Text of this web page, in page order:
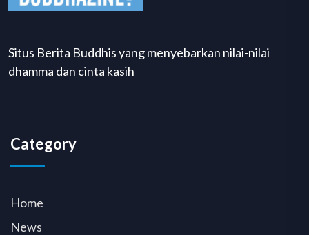
Situs Berita Buddhis yang menyebarkan nilai-nilai
dhamma dan cinta kasih
Category
Home
News